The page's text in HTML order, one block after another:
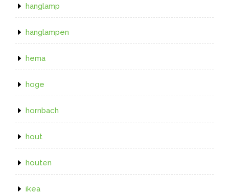
hanglamp
hanglampen
hema
hoge
hornbach
hout
houten
ikea